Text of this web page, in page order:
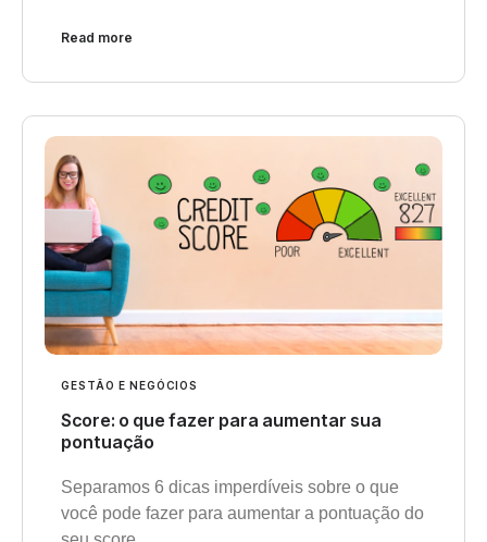
Read more
GESTÃO E NEGÓCIOS
Score: o que fazer para aumentar sua
pontuação
Separamos 6 dicas imperdíveis sobre o que
você pode fazer para aumentar a pontuação do